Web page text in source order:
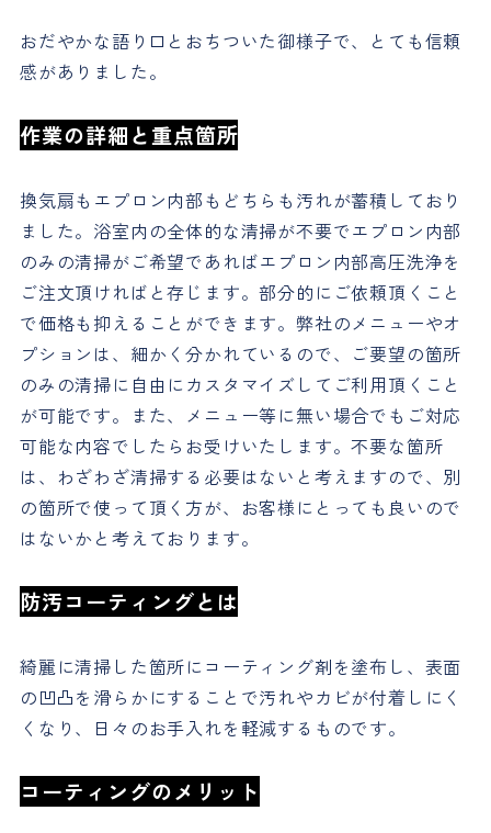
おだやかな語り口とおちついた御様子で、とても信頼
感がありました。
作業の詳細と重点箇所
換気扇もエプロン内部もどちらも汚れが蓄積しており
ました。浴室内の全体的な清掃が不要でエプロン内部
のみの清掃がご希望であればエプロン内部高圧洗浄を
ご注文頂ければと存じます。部分的にご依頼頂くこと
で価格も抑えることができます。弊社のメニューやオ
プションは、細かく分かれているので、ご要望の箇所
のみの清掃に自由にカスタマイズしてご利用頂くこと
が可能です。また、メニュー等に無い場合でもご対応
可能な内容でしたらお受けいたします。不要な箇所
は、わざわざ清掃する必要はないと考えますので、別
の箇所で使って頂く方が、お客様にとっても良いので
はないかと考えております。
防汚コーティングとは
綺麗に清掃した箇所にコーティング剤を塗布し、表面
の凹凸を滑らかにすることで汚れやカビが付着しにく
くなり、日々のお手入れを軽減するものです。
コーティングのメリット